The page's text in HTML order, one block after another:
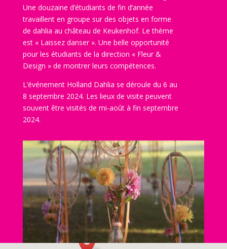
Une douzaine d’étudiants de fin d’année
travaillent en groupe sur des objets en forme
de dahlia au château de Keukenhof. Le thème
est « Laissez danser ». Une belle opportunité
pour les étudiants de la direction « Fleur &
Design » de montrer leurs compétences.
L’événement Holland Dahlia se déroule du 6 au
8 septembre 2024. Les lieux de visite peuvent
souvent être visités de mi-août à fin septembre
2024.